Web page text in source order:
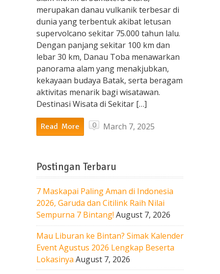
merupakan danau vulkanik terbesar di
dunia yang terbentuk akibat letusan
supervolcano sekitar 75.000 tahun lalu.
Dengan panjang sekitar 100 km dan
lebar 30 km, Danau Toba menawarkan
panorama alam yang menakjubkan,
kekayaan budaya Batak, serta beragam
aktivitas menarik bagi wisatawan.
Destinasi Wisata di Sekitar […]
Read More 0 March 7, 2025
Postingan Terbaru
7 Maskapai Paling Aman di Indonesia
2026, Garuda dan Citilink Raih Nilai
Sempurna 7 Bintang! August 7, 2026
Mau Liburan ke Bintan? Simak Kalender
Event Agustus 2026 Lengkap Beserta
Lokasinya August 7, 2026